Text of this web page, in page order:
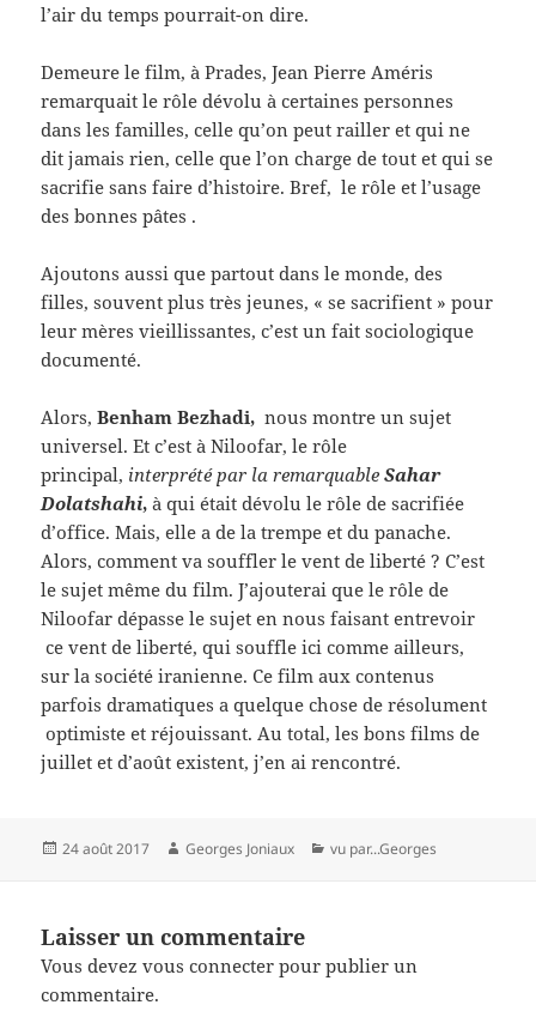
l’air du temps pourrait-on dire.
Demeure le film, à Prades, Jean Pierre Améris
remarquait le rôle dévolu à certaines personnes
dans les familles, celle qu’on peut railler et qui ne
dit jamais rien, celle que l’on charge de tout et qui se
sacrifie sans faire d’histoire. Bref, le rôle et l’usage
des bonnes pâtes .
Ajoutons aussi que partout dans le monde, des
filles, souvent plus très jeunes, « se sacrifient » pour
leur mères vieillissantes, c’est un fait sociologique
documenté.
Alors,Benham Bezhadi, nous montre un sujet
universel. Et c’est à Niloofar, le rôle
principal, interprété par la remarquableSahar
Dolatshahi, à qui était dévolu le rôle de sacrifiée
d’office. Mais, elle a de la trempe et du panache.
Alors, comment va souffler le vent de liberté ? C’est
le sujet même du film. J’ajouterai que le rôle de
Niloofar dépasse le sujet en nous faisant entrevoir
ce vent de liberté, qui souffle ici comme ailleurs,
sur la société iranienne. Ce film aux contenus
parfois dramatiques a quelque chose de résolument
optimiste et réjouissant. Au total, les bons films de
juillet et d’août existent, j’en ai rencontré.
Publié
24 août 2017 Auteur
Georges Joniaux Catégories
vu par...Georges
Laisser un commentaire
Vous devezvous connecter pour publier un
commentaire.